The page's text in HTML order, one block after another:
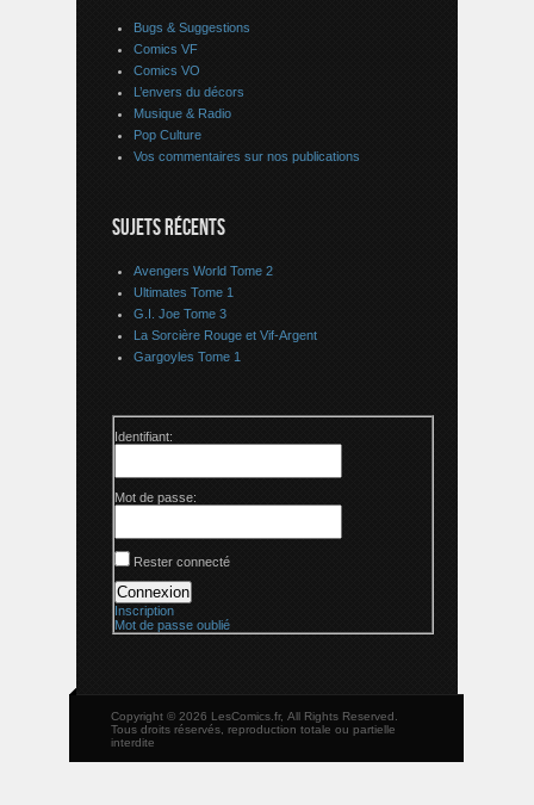
Bugs & Suggestions
Comics VF
Comics VO
L’envers du décors
Musique & Radio
Pop Culture
Vos commentaires sur nos publications
SUJETS RÉCENTS
Avengers World Tome 2
Ultimates Tome 1
G.I. Joe Tome 3
La Sorcière Rouge et Vif-Argent
Gargoyles Tome 1
Identifiant:
Mot de passe:
Rester connecté
Connexion
Inscription
Mot de passe oublié
Copyright © 2026 LesComics.fr, All Rights Reserved.
Tous droits réservés, reproduction totale ou partielle
interdite